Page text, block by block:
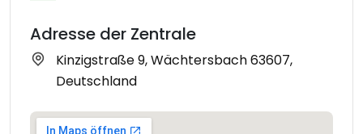
Adresse der Zentrale
Kinzigstraße 9, Wächtersbach 63607,
Deutschland